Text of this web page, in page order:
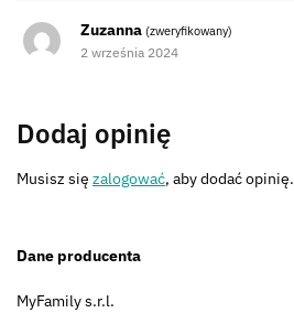
Zuzanna (zweryfikowany)
2 września 2024
Dodaj opinię
Musisz się zalogować, aby dodać opinię.
Dane producenta
MyFamily s.r.l.